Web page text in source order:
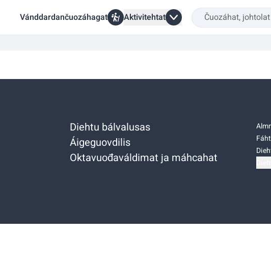
Vánddardančuozáhagat Aktivitehtat
Diehtu bálvalusas
Áigeguovdilis
Oktavuođaváldimat ja máhcahat